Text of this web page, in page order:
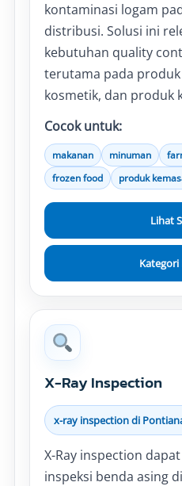
kontaminasi logam
distribusi. Solusi ini
kebutuhan quality
terutama pada
kosmetik, dan produk
Cocok untuk:
makanan minuman
frozen food
produk
Lihat
X-Ray Inspection
x-ray inspection di
X-Ray inspection
inspeksi benda asing